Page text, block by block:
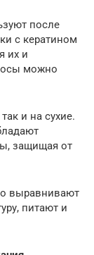
после
с кератином
их и
можно
и на сухие.
защищая от
выравнивают
питают и